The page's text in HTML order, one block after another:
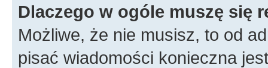
Dlaczego w ogóle muszę się
Możliwe, że nie musisz, to od
pisać wiadomości konieczna